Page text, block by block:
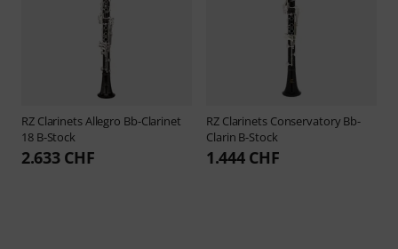
RZ ClarinetsAllegro Bb-Clarinet
18 B-Stock
2.633 CHF
RZ Clarinets Conservatory Bb-
Clarin B-Stock
1.444 CHF